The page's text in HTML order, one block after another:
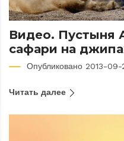
Видео. Пустыня
сафари на
Опубликовано 2013-09-
Читать далее